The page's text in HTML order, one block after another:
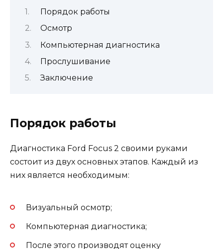
Порядок работы
Осмотр
Компьютерная диагностика
Прослушивание
Заключение
Порядок работы
Диагностика Ford Focus 2 своими руками
состоит из двух основных этапов. Каждый из
них является необходимым:
Визуальный осмотр;
Компьютерная диагностика;
После этого производят оценку